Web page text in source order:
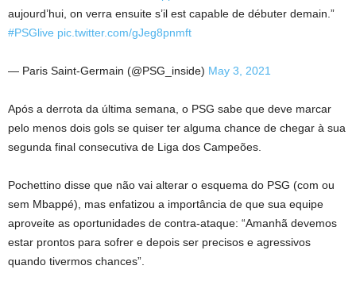
aujourd’hui, on verra ensuite s’il est capable de débuter demain.”
#PSGlive pic.twitter.com/gJeg8pnmft
— Paris Saint-Germain (@PSG_inside) May 3, 2021
Após a derrota da última semana, o PSG sabe que deve marcar
pelo menos dois gols se quiser ter alguma chance de chegar à sua
segunda final consecutiva de Liga dos Campeões.
Pochettino disse que não vai alterar o esquema do PSG (com ou
sem Mbappé), mas enfatizou a importância de que sua equipe
aproveite as oportunidades de contra-ataque: “Amanhã devemos
estar prontos para sofrer e depois ser precisos e agressivos
quando tivermos chances”.